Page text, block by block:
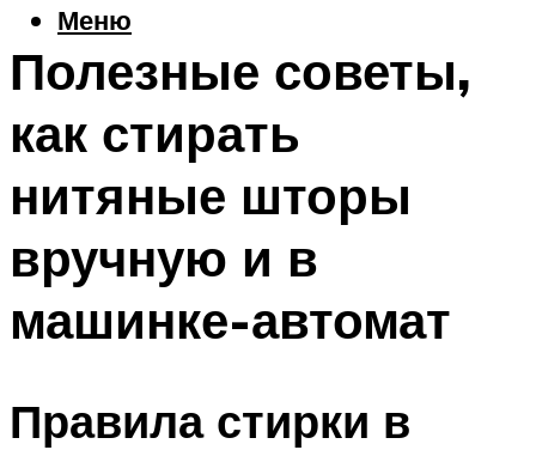
Меню
Полезные советы,
как стирать
нитяные шторы
вручную и в
машинке-автомат
Правила стирки в